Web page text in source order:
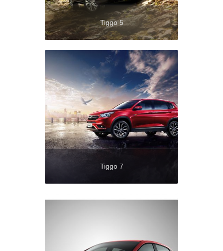
Tiggo 5
Tiggo 7